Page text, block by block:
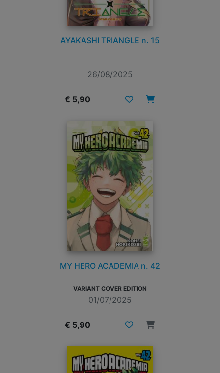
AYAKASHI TRIANGLE n. 15
26/08/2025
€ 5,90
MY HERO ACADEMIA n. 42
VARIANT COVER EDITION
01/07/2025
€ 5,90